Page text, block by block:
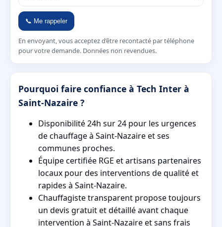
📞 Me rappeler
En envoyant, vous acceptez d’être recontacté par téléphone
pour votre demande. Données non revendues.
Pourquoi faire confiance à Tech Inter à
Saint-Nazaire ?
Disponibilité 24h sur 24 pour les urgences
de chauffage à Saint-Nazaire et ses
communes proches.
Équipe certifiée RGE et artisans partenaires
locaux pour des interventions de qualité et
rapides à Saint-Nazaire.
Chauffagiste transparent propose toujours
un devis gratuit et détaillé avant chaque
intervention à Saint-Nazaire et sans frais